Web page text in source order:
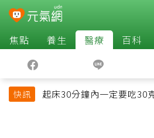
焦點 養生 醫療 百科
快訊
起床30分鐘內一定要吃30